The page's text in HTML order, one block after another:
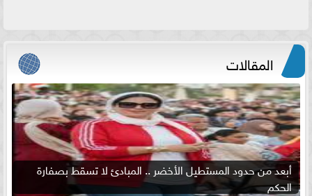
المقالات
أبعد من حدود المستطيل الأخضر .. المبادئ لا تسقط بصفارة
الحكم